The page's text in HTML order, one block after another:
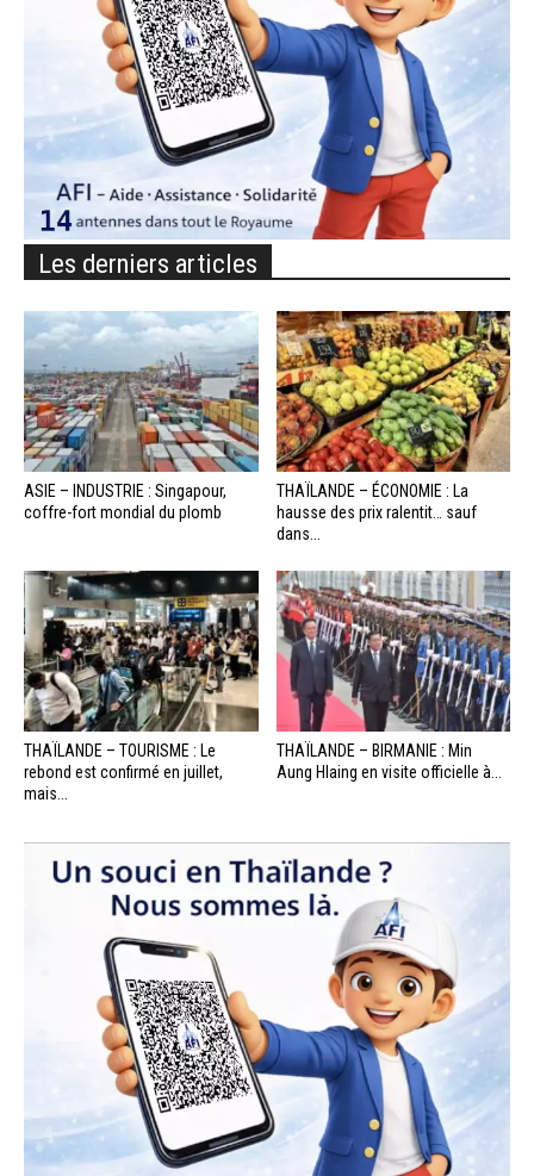
Les derniers articles
ASIE – INDUSTRIE : Singapour,
coffre-fort mondial du plomb
THAÏLANDE – ÉCONOMIE : La
hausse des prix ralentit… sauf
dans...
THAÏLANDE – TOURISME : Le
rebond est confirmé en juillet,
mais...
THAÏLANDE – BIRMANIE : Min
Aung Hlaing en visite officielle à...